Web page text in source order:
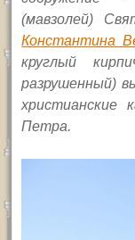
(мавзолей)
Константина
круглый
разрушенный)
христианские
Петра.